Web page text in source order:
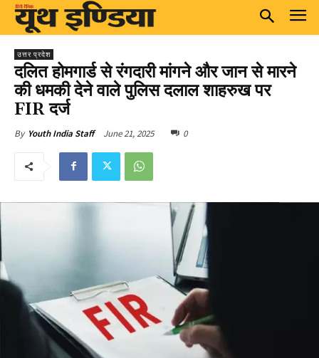
उत्तर प्रदेश
दलित होमगार्ड से रंगदारी मांगने और जान से मारने
की धमकी देने वाले पुलिस दलाल शाहरुख पर
FIR दर्ज
By Youth India Staff June 21, 2025 0